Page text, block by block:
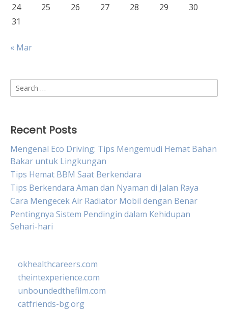
24 25 26 27 28 29
30
31
« Mar
Search
for:
Recent Posts
Mengenal Eco Driving: Tips Mengemudi Hemat Bahan
Bakar untuk Lingkungan
Tips Hemat BBM Saat Berkendara
Tips Berkendara Aman dan Nyaman di Jalan Raya
Cara Mengecek Air Radiator Mobil dengan Benar
Pentingnya Sistem Pendingin dalam Kehidupan
Sehari-hari
okhealthcareers.com
theintexperience.com
unboundedthefilm.com
catfriends-bg.org